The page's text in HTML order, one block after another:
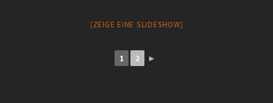
[ZEIGE EINE SLIDESHOW]
1 2 ►